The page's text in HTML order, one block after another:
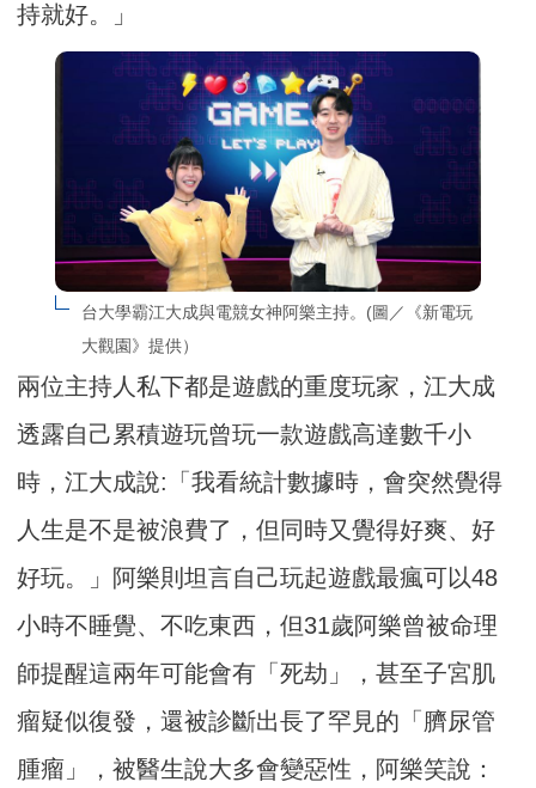
持就好。」
台大學霸江大成與電競女神阿樂主持。(圖／《新電玩
大觀園》提供）
兩位主持人私下都是遊戲的重度玩家，江大成
透露自己累積遊玩曾玩一款遊戲高達數千小
時，江大成說:「我看統計數據時，會突然覺得
人生是不是被浪費了，但同時又覺得好爽、好
好玩。」阿樂則坦言自己玩起遊戲最瘋可以48
小時不睡覺、不吃東西，但31歲阿樂曾被命理
師提醒這兩年可能會有「死劫」，甚至子宮肌
瘤疑似復發，還被診斷出長了罕見的「臍尿管
腫瘤」，被醫生說大多會變惡性，阿樂笑說：